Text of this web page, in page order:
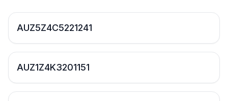
AUZ5Z4C5221241
AUZ1Z4K3201151